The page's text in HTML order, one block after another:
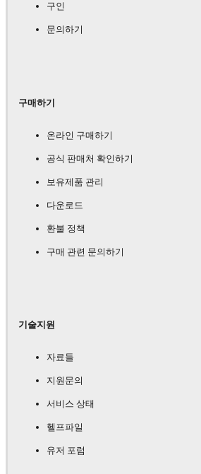
구인
문의하기
구매하기
온라인 구매하기
공식 판매처 확인하기
보유제품 관리
다운로드
환불 정책
구매 관련 문의하기
기술지원
자료들
지원문의
서비스 상태
헬프파일
유저 포럼